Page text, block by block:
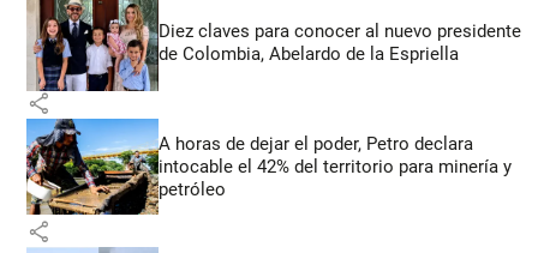
Diez claves para conocer al nuevo presidente
de Colombia, Abelardo de la Espriella
share
A horas de dejar el poder, Petro declara
intocable el 42% del territorio para minería y
petróleo
share